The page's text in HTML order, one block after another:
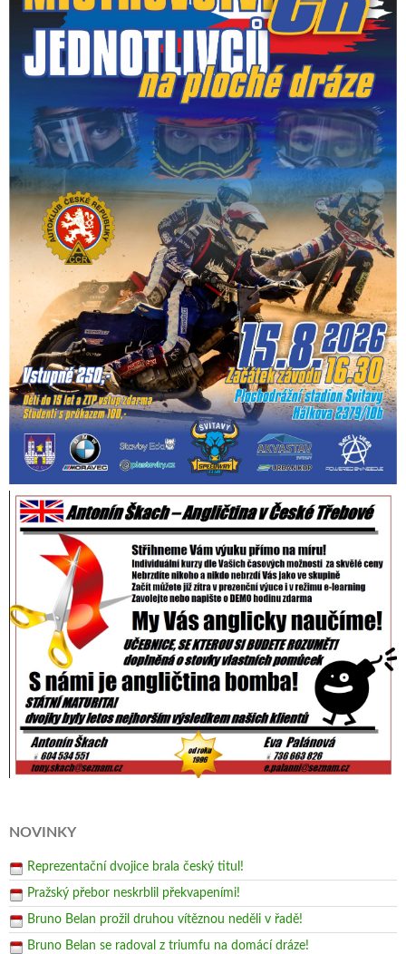
NOVINKY
Reprezentační dvojice brala český titul!
Pražský přebor neskrblil překvapeními!
Bruno Belan prožil druhou vítěznou neděli v řadě!
Bruno Belan se radoval z triumfu na domácí dráze!